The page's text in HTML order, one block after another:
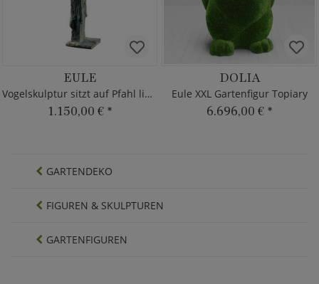
EULE
Vogelskulptur sitzt auf Pfahl limitierte Bronze
1.150,00 € *
DOLIA
Eule XXL Gartenfigur Topiary
6.696,00 € *
GARTENDEKO
FIGUREN & SKULPTUREN
GARTENFIGUREN